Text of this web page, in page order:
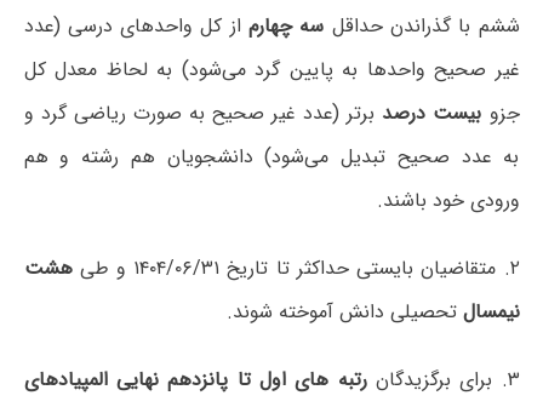
ششم با گذراندن حداقل سه چهارم از کل واحدهای درسی (عدد
غیر صحیح واحدها به پایین گرد می‌شود) به لحاظ معدل کل
جزو بیست درصد برتر (عدد غیر صحیح به صورت ریاضی گرد و
به عدد صحیح تبدیل می‌شود) دانشجویان هم رشته و هم
ورودی خود باشند.
۲. متقاضیان بایستی حداکثر تا تاریخ ۱۴۰۴/۰۶/۳۱ و طی
هشت
نیمسال تحصیلی دانش آموخته شوند.
۳. برای برگزیدگان
رتبه های اول تا پانزدهم نهایی المپیادهای